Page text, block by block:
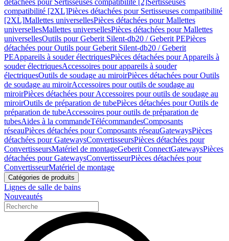
détachées pour Sertisseuses compatibilité [2]Sertisseuses
compatibilité [2XL]Pièces détachées pour Sertisseuses compatibilité
[2XL]Mallettes universellesPièces détachées pour Mallettes
universellesMallettes universellesPièces détachées pour Mallettes
universellesOutils pour Geberit Silent-db20 / Geberit PEPièces
détachées pour Outils pour Geberit Silent-db20 / Geberit
PEAppareils à souder électriquesPièces détachées pour Appareils à
souder électriquesAccessoires pour appareils à souder
électriquesOutils de soudage au miroirPièces détachées pour Outils
de soudage au miroirAccessoires pour outils de soudage au
miroirPièces détachées pour Accessoires pour outils de soudage au
miroirOutils de préparation de tubePièces détachées pour Outils de
préparation de tubeAccessoires pour outils de préparation de
tubesAides à la commandeTélécommandesComposants
réseauPièces détachées pour Composants réseauGatewaysPièces
détachées pour GatewaysConvertisseursPièces détachées pour
ConvertisseursMatériel de montageGeberit ConnectGatewaysPièces
détachées pour GatewaysConvertisseurPièces détachées pour
ConvertisseurMatériel de montage
Catégories de produits
Lignes de salle de bains
Nouveautés